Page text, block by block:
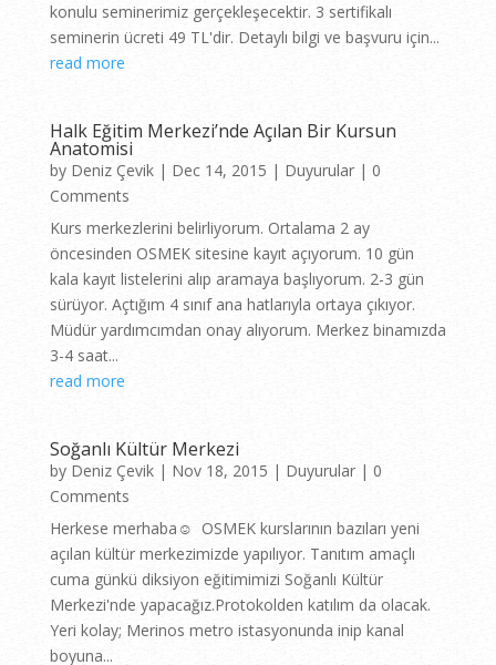
konulu seminerimiz gerçekleşecektir. 3 sertifikalı
seminerin ücreti 49 TL'dir. Detaylı bilgi ve başvuru için...
read more
Halk Eğitim Merkezi’nde Açılan Bir Kursun
Anatomisi
by Deniz Çevik| Dec 14, 2015 | Duyurular| 0
Comments
Kurs merkezlerini belirliyorum. Ortalama 2 ay
öncesinden OSMEK sitesine kayıt açıyorum. 10 gün
kala kayıt listelerini alıp aramaya başlıyorum. 2-3 gün
sürüyor. Açtığım 4 sınıf ana hatlarıyla ortaya çıkıyor.
Müdür yardımcımdan onay alıyorum. Merkez binamızda
3-4 saat...
read more
Soğanlı Kültür Merkezi
by Deniz Çevik| Nov 18, 2015 | Duyurular| 0
Comments
Herkese merhaba☺ OSMEK kurslarının bazıları yeni
açılan kültür merkezimizde yapılıyor. Tanıtım amaçlı
cuma günkü diksiyon eğitimimizi Soğanlı Kültür
Merkezi'nde yapacağız.Protokolden katılım da olacak.
Yeri kolay; Merinos metro istasyonunda inip kanal
boyuna...